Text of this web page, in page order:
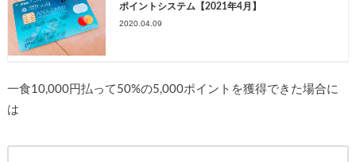
ポイントシステム【2021年4月】
2020.04.09
一食10,000円払って50%の5,000ポイントを獲得できた場合に
は